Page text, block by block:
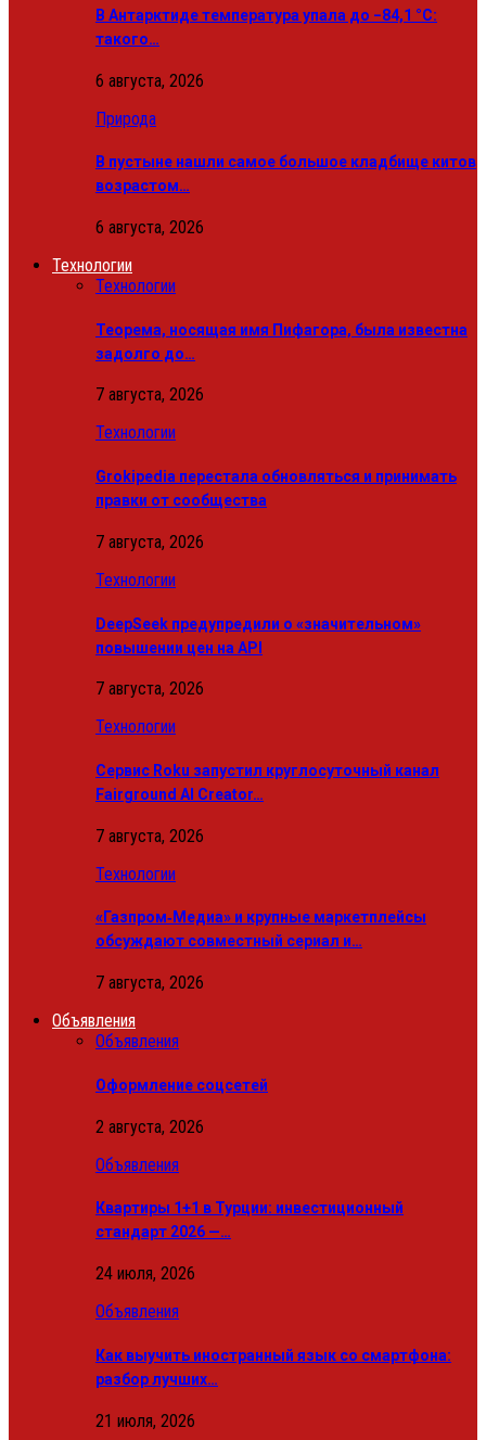
В Антарктиде температура упала до −84,1 °C:
такого…
6 августа, 2026
Природа
В пустыне нашли самое большое кладбище китов
возрастом…
6 августа, 2026
Технологии
Технологии
Теорема, носящая имя Пифагора, была известна
задолго до…
7 августа, 2026
Технологии
Grokipedia перестала обновляться и принимать
правки от сообщества
7 августа, 2026
Технологии
DeepSeek предупредили о «значительном»
повышении цен на API
7 августа, 2026
Технологии
Сервис Roku запустил круглосуточный канал
Fairground AI Creator…
7 августа, 2026
Технологии
«Газпром‑Медиа» и крупные маркетплейсы
обсуждают совместный сериал и…
7 августа, 2026
Объявления
Объявления
Оформление соцсетей
2 августа, 2026
Объявления
Квартиры 1+1 в Турции: инвестиционный
стандарт 2026 —…
24 июля, 2026
Объявления
Как выучить иностранный язык со смартфона:
разбор лучших…
21 июля, 2026